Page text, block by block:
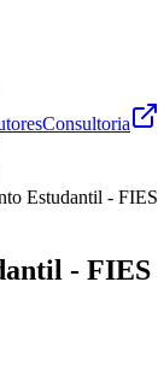
Consultoria
Estudantil - FIES
- FIES